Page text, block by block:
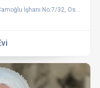
No:7/32, Osmangazi, Bursa, Türkiye